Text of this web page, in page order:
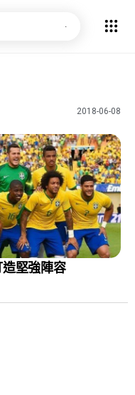
2018-06-08
造堅強陣容